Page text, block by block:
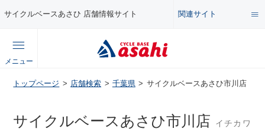
サイクルベースあさひ 店舗情報サイト 関連サイト
総合サイト
公式オンラインストア
企業情報サイト
メニュー
コンテンツ
トップページ 店舗検索 千葉県 サイクルベースあさひ市川店
サイクルベースあさひ市川店 イチカワ